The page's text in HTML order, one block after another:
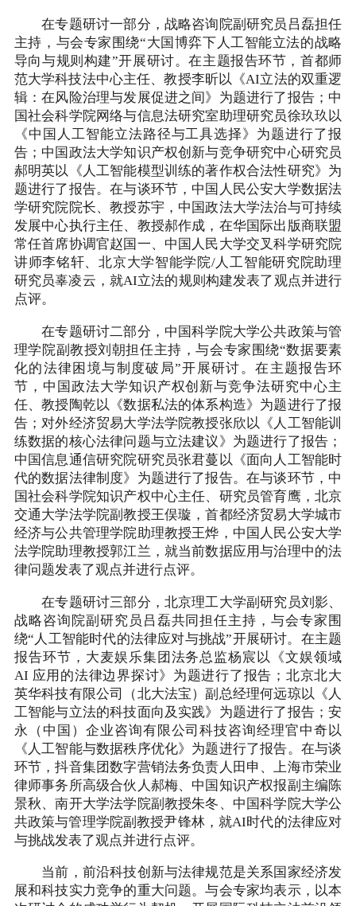
在专题研讨一部分，战略咨询院副研究员吕磊担任
主持，与会专家围绕“大国博弈下人工智能立法的战略
导向与规则构建”开展研讨。在主题报告环节，首都师
范大学科技法中心主任、教授李昕以《AI立法的双重逻
辑：在风险治理与发展促进之间》为题进行了报告；中
国社会科学院网络与信息法研究室助理研究员徐玖玖以
《中国人工智能立法路径与工具选择》为题进行了报
告；中国政法大学知识产权创新与竞争研究中心研究员
郝明英以《人工智能模型训练的著作权合法性研究》为
题进行了报告。在与谈环节，中国人民公安大学数据法
学研究院院长、教授苏宇，中国政法大学法治与可持续
发展中心执行主任、教授郝作成，在华国际出版商联盟
常任首席协调官赵国一、中国人民大学交叉科学研究院
讲师李铭轩、北京大学智能学院/人工智能研究院助理
研究员辜凌云，就AI立法的规则构建发表了观点并进行
点评。
在专题研讨二部分，中国科学院大学公共政策与管
理学院副教授刘朝担任主持，与会专家围绕“数据要素
化的法律困境与制度破局”开展研讨。在主题报告环
节，中国政法大学知识产权创新与竞争法研究中心主
任、教授陶乾以《数据私法的体系构造》为题进行了报
告；对外经济贸易大学法学院教授张欣以《人工智能训
练数据的核心法律问题与立法建议》为题进行了报告；
中国信息通信研究院研究员张君蔓以《面向人工智能时
代的数据法律制度》为题进行了报告。在与谈环节，中
国社会科学院知识产权中心主任、研究员管育鹰，北京
交通大学法学院副教授王俣璇，首都经济贸易大学城市
经济与公共管理学院助理教授王烨，中国人民公安大学
法学院助理教授郭江兰，就当前数据应用与治理中的法
律问题发表了观点并进行点评。
在专题研讨三部分，北京理工大学副研究员刘影、
战略咨询院副研究员吕磊共同担任主持，与会专家围
绕“人工智能时代的法律应对与挑战”开展研讨。在主题
报告环节，大麦娱乐集团法务总监杨宸以《文娱领域
AI 应用的法律边界探讨》为题进行了报告；北京北大
英华科技有限公司（北大法宝）副总经理何远琼以《人
工智能与立法的科技面向及实践》为题进行了报告；安
永（中国）企业咨询有限公司科技咨询经理官中奇以
《人工智能与数据秩序优化》为题进行了报告。在与谈
环节，抖音集团数字营销法务负责人田申、上海市荣业
律师事务所高级合伙人郝梅、中国知识产权报副主编陈
景秋、南开大学法学院副教授朱冬、中国科学院大学公
共政策与管理学院副教授尹锋林，就AI时代的法律应对
与挑战发表了观点并进行点评。
当前，前沿科技创新与法律规范是关系国家经济发
展和科技实力竞争的重大问题。与会专家均表示，以本